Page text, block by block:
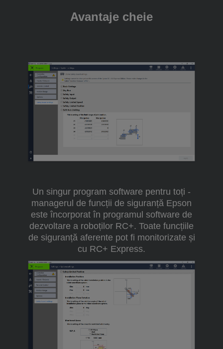
Avantaje cheie
Un singur program software pentru toți -
managerul de funcții de siguranță Epson
este încorporat în programul software de
dezvoltare a roboților RC+. Toate funcțiile
de siguranță aferente pot fi monitorizate și
cu RC+ Express.